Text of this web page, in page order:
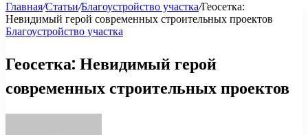
Главная/Статьи/Благоустройство участка/Геосетка:
Невидимый герой современных строительных проектов
Благоустройство участка
Геосетка: Невидимый герой
современных строительных проектов